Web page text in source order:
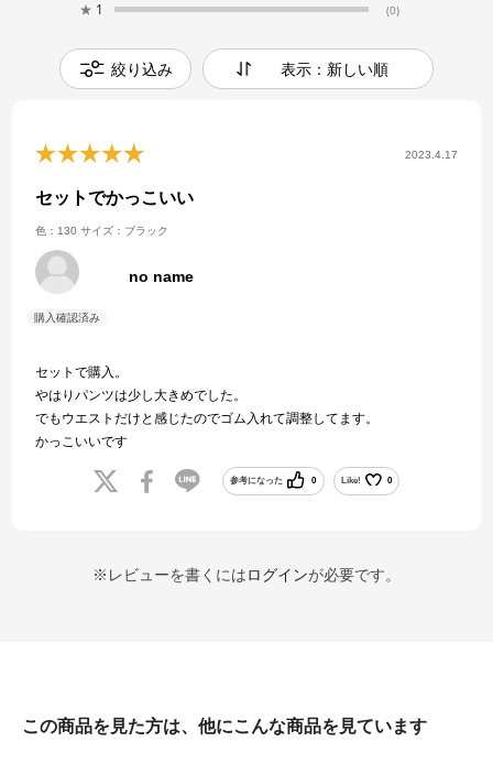
★ 1 (0)
絞り込み 表示：新しい順
2023.4.17
セットでかっこいい
色：130 サイズ：ブラック
no name
セットで購入。
やはりパンツは少し大きめでした。
でもウエストだけと感じたのでゴム入れて調整してます。
かっこいいです
参考になった 0 Like! 0
※レビューを書くにはログインが必要です。
この商品を見た方は、他にこんな商品を見ています